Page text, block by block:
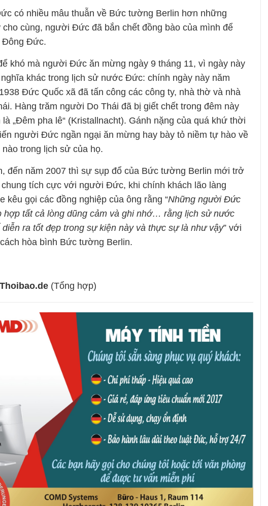
có nhiều mâu thuẫn về Bức tường Berlin hơn những
cùng, người Đức đã bắn chết đồng bào của mình để
Đông Đức.
khó mà người Đức ăn mừng ngày 9 tháng 11, vì ngày này
khác trong lịch sử nước Đức: chính ngày này năm
Đức Quốc xã đã tấn công các công ty, nhà thờ và nhà
Hàng trăm người Do Thái đã bị giết chết trong đêm này
„Đêm pha lê“ (Kristallnacht). Gánh nặng của quá khứ thời
người Đức ngần ngại ăn mừng hay bày tỏ niềm tự hào về
trong lịch sử của họ.
đến năm 2007 thì sự sụp đổ của Bức tường Berlin mới trở
tích cực với người Đức, khi chính khách lão làng
kêu gọi các đồng nghiệp của ông rằng “Những người Đức
hợp tất cả lòng dũng cảm và ghi nhớ… rằng lịch sử nước
ra tốt đẹp trong sự kiện này và thực sự là như vậy” với
hòa bình Bức tường Berlin.
(Tổng hợp)